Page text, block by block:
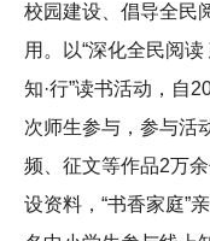
校园建设、倡导全民
用。以“深化全民阅
知·行”读书活动，自
次师生参与，参与活
频、征文等作品2万
设资料，“书香家庭”